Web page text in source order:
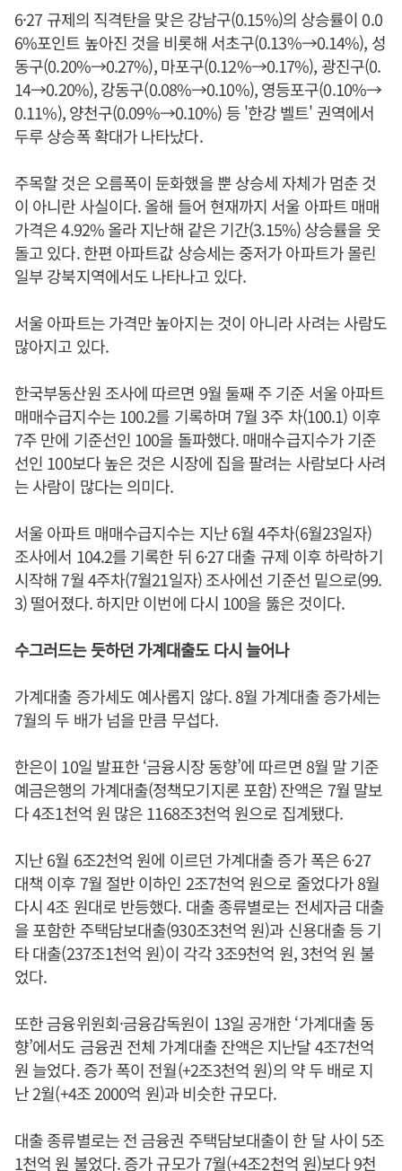
6·27 규제의 직격탄을 맞은 강남구(0.15%)의 상승률이 0.0
6%포인트 높아진 것을 비롯해 서초구(0.13%→0.14%), 성
동구(0.20%→0.27%), 마포구(0.12%→0.17%), 광진구(0.
14→0.20%), 강동구(0.08%→0.10%), 영등포구(0.10%→
0.11%), 양천구(0.09%→0.10%) 등 '한강 벨트' 권역에서
두루 상승폭 확대가 나타났다.
주목할 것은 오름폭이 둔화했을 뿐 상승세 자체가 멈춘 것
이 아니란 사실이다. 올해 들어 현재까지 서울 아파트 매매
가격은 4.92% 올라 지난해 같은 기간(3.15%) 상승률을 웃
돌고 있다. 한편 아파트값 상승세는 중저가 아파트가 몰린
일부 강북지역에서도 나타나고 있다.
서울 아파트는 가격만 높아지는 것이 아니라 사려는 사람도
많아지고 있다.
한국부동산원 조사에 따르면 9월 둘째 주 기준 서울 아파트
매매수급지수는 100.2를 기록하며 7월 3주 차(100.1) 이후
7주 만에 기준선인 100을 돌파했다. 매매수급지수가 기준
선인 100보다 높은 것은 시장에 집을 팔려는 사람보다 사려
는 사람이 많다는 의미다.
서울 아파트 매매수급지수는 지난 6월 4주차(6월23일자)
조사에서 104.2를 기록한 뒤 6·27 대출 규제 이후 하락하기
시작해 7월 4주차(7월21일자) 조사에선 기준선 밑으로(99.
3) 떨어졌다. 하지만 이번에 다시 100을 뚫은 것이다.
수그러드는 듯하던 가계대출도 다시 늘어나
가계대출 증가세도 예사롭지 않다. 8월 가계대출 증가세는
7월의 두 배가 넘을 만큼 무섭다.
한은이 10일 발표한 ‘금융시장 동향’에 따르면 8월 말 기준
예금은행의 가계대출(정책모기지론 포함) 잔액은 7월 말보
다 4조1천억 원 많은 1168조3천억 원으로 집계됐다.
지난 6월 6조2천억 원에 이르던 가계대출 증가 폭은 6·27
대책 이후 7월 절반 이하인 2조7천억 원으로 줄었다가 8월
다시 4조 원대로 반등했다. 대출 종류별로는 전세자금 대출
을 포함한 주택담보대출(930조3천억 원)과 신용대출 등 기
타 대출(237조1천억 원)이 각각 3조9천억 원, 3천억 원 불
었다.
또한 금융위원회·금융감독원이 13일 공개한 ‘가계대출 동
향’에서도 금융권 전체 가계대출 잔액은 지난달 4조7천억
원 늘었다. 증가 폭이 전월(+2조3천억 원)의 약 두 배로 지
난 2월(+4조 2000억 원)과 비슷한 규모다.
대출 종류별로는 전 금융권 주택담보대출이 한 달 사이 5조
1천억 원 불었다. 증가 규모가 7월(+4조2천억 원)보다 9천